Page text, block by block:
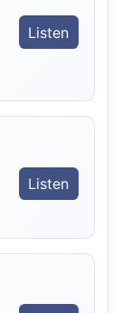
Listen
Listen